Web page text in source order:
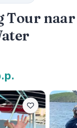
Tour naar